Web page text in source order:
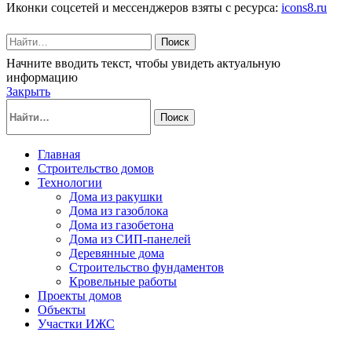
Иконки соцсетей и мессенджеров взяты с ресурса: icons8.ru
Поиск
Начните вводить текст, чтобы увидеть актуальную
информацию
Закрыть
Поиск
Главная
Строительство домов
Технологии
Дома из ракушки
Дома из газоблока
Дома из газобетона
Дома из СИП-панелей
Деревянные дома
Строительство фундаментов
Кровельные работы
Проекты домов
Объекты
Участки ИЖС